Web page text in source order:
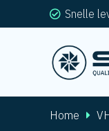
Snelle
Home